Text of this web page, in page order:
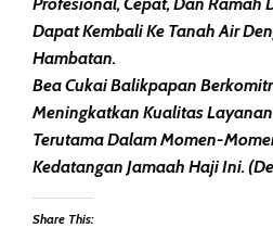
Dapat Kembali Ke Tanah Air
Hambatan.
Bea Cukai Balikpapan
Meningkatkan Kualitas
Terutama Dalam Momen-
Kedatangan Jamaah Haji Ini.
Share This: